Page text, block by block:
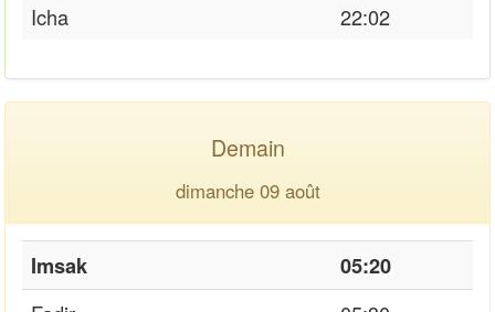
Icha
22:02
Demain
dimanche 09 août
Imsak
05:20